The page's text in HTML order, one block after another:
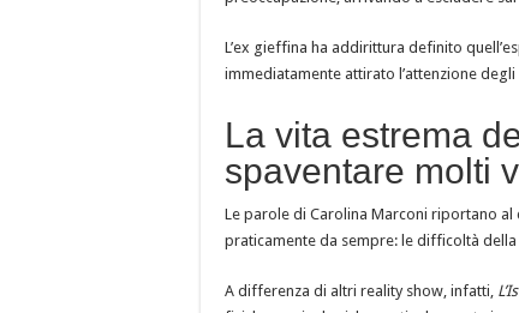
L’ex gieffina ha addirittura definito
immediatamente attirato l’attenzione
La vita estrema
spaventare molti
Le parole di Carolina Marconi riportano
praticamente da sempre: le difficoltà della
A differenza di altri reality show, infatti,